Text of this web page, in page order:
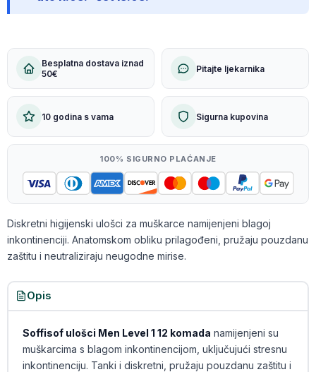
Besplatna dostava iznad
50€
Pitajte ljekarnika
10 godina s vama Sigurna kupovina
100% SIGURNO PLAĆANJE
Diskretni higijenski ulošci za muškarce namijenjeni blagoj
inkontinenciji. Anatomskom obliku prilagođeni, pružaju pouzdanu
zaštitu i neutraliziraju neugodne mirise.
Opis
Soffisof ulošci Men Level 1 12 komada namijenjeni su
muškarcima s blagom inkontinencijom, uključujući stresnu
inkontinenciju. Tanki i diskretni, pružaju pouzdanu zaštitu i